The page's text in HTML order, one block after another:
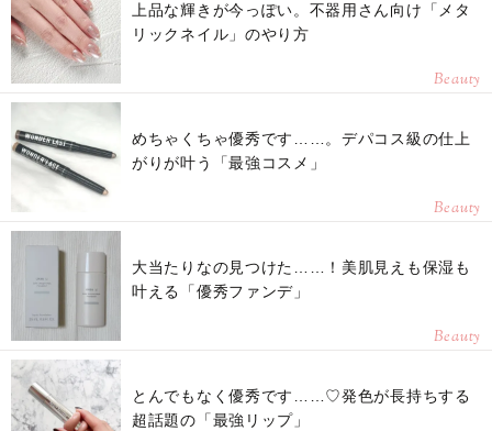
上品な輝きが今っぽい。不器用さん向け「メタ
リックネイル」のやり方
Beauty
めちゃくちゃ優秀です……。デパコス級の仕上
がりが叶う「最強コスメ」
Beauty
大当たりなの見つけた……！美肌見えも保湿も
叶える「優秀ファンデ」
Beauty
とんでもなく優秀です……♡発色が長持ちする
超話題の「最強リップ」